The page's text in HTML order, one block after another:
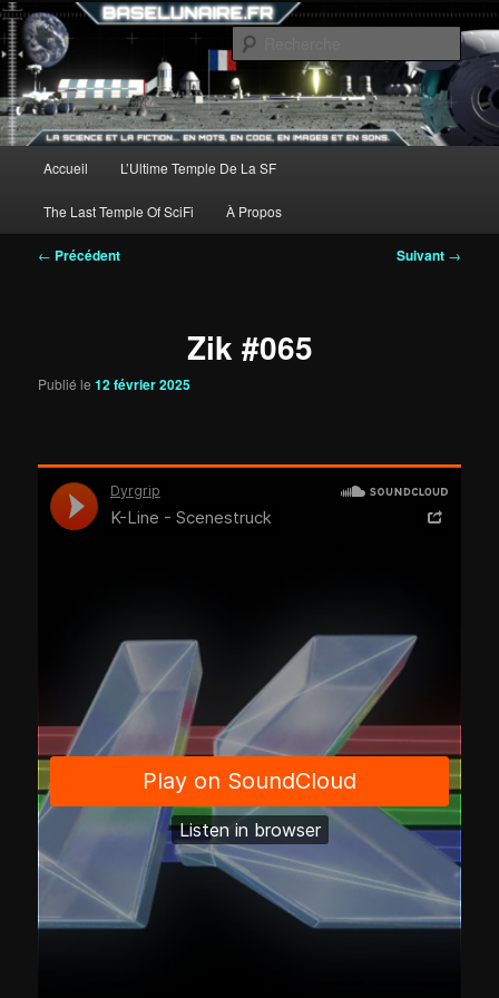
Aller
au
contenu
principal
principal
Accueil L’Ultime Temple De La SF
The Last Temple Of SciFi À Propos
Navigation
← Précédent Suivant →
Zik #065
Publié le12 février 2025